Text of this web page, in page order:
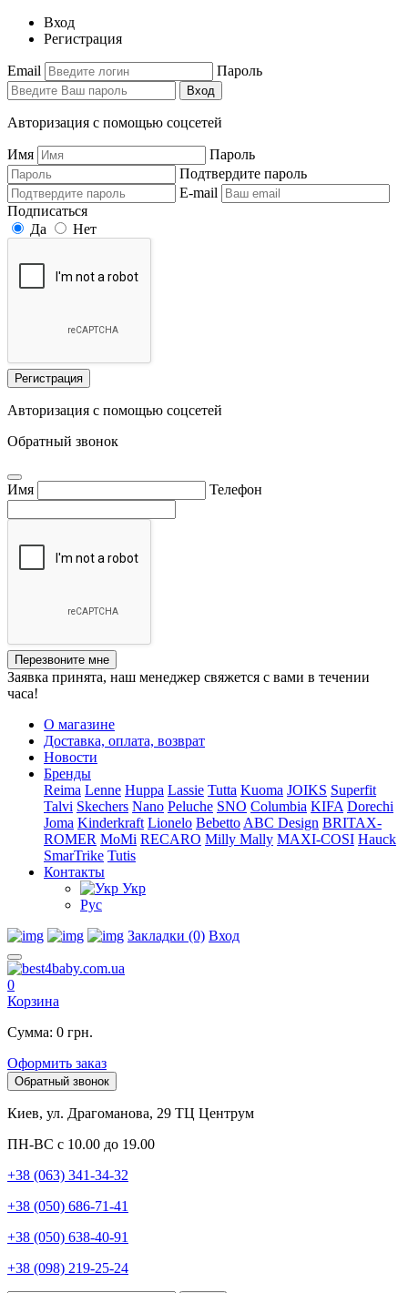
Вход
Регистрация
Email Пароль
Вход
Авторизация с помощью соцсетей
Имя
Пароль
Подтвердите пароль
E-mail
Подписаться
Да
Нет
Регистрация
Авторизация с помощью соцсетей
Обратный звонок
Имя Телефон
Перезвоните мне
Заявка принята, наш менеджер свяжется с вами в течении
часа!
О магазине
Доставка, оплата, возврат
Новости
Бренды
Reima Lenne Huppa Lassie Tutta Kuoma JOIKS Superfit
Talvi Skechers Nano Peluche SNO Columbia KIFA Dorechi
Joma Kinderkraft Lionelo Bebetto ABC Design BRITAX-
ROMER MoMi RECARO Milly Mally MAXI-COSI Hauck
SmarTrike Tutis
Контакты
Укр
Рус
Закладки (0) Вход
0
Корзина
Сумма: 0 грн.
Оформить заказ
Обратный звонок
Киев, ул. Драгоманова, 29 ТЦ Центрум
ПН-ВС с 10.00 до 19.00
+38 (063) 341-34-32
+38 (050) 686-71-41
+38 (050) 638-40-91
+38 (098) 219-25-24